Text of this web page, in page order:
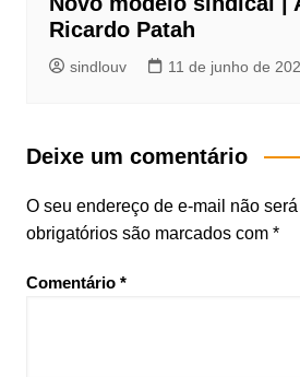
Ricardo Patah
sindlouv 11 de junho de
Deixe um comentário
O seu endereço de e-mail não
obrigatórios são marcados com *
Comentário *